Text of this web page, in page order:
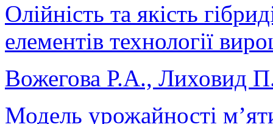
Олійність та якість
елементів технології
Вожегова Р.А., Лиховид
Модель урожайності